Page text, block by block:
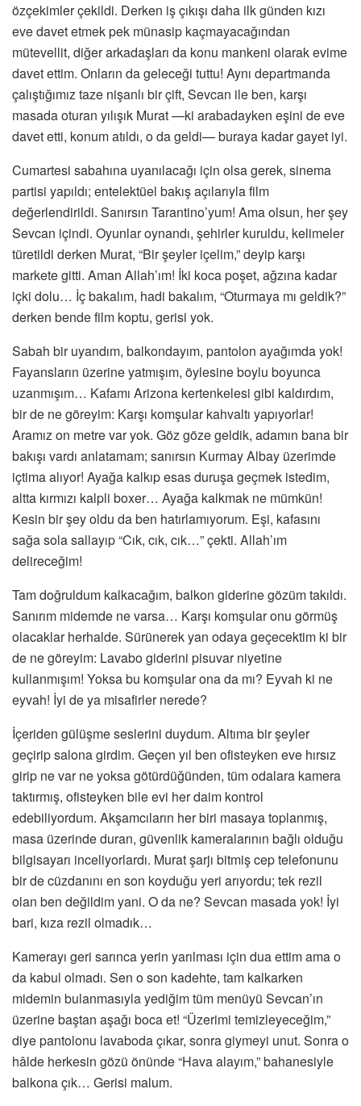
özçekimler çekildi. Derken iş çıkışı daha ilk günden kızı
eve davet etmek pek münasip kaçmayacağından
mütevellit, diğer arkadaşları da konu mankeni olarak evime
davet ettim. Onların da geleceği tuttu! Aynı departmanda
çalıştığımız taze nişanlı bir çift, Sevcan ile ben, karşı
masada oturan yılışık Murat —ki arabadayken eşini de eve
davet etti, konum atıldı, o da geldi— buraya kadar gayet iyi.
Cumartesi sabahına uyanılacağı için olsa gerek, sinema
partisi yapıldı; entelektüel bakış açılarıyla film
değerlendirildi. Sanırsın Tarantino’yum! Ama olsun, her şey
Sevcan içindi. Oyunlar oynandı, şehirler kuruldu, kelimeler
türetildi derken Murat, “Bir şeyler içelim,” deyip karşı
markete gitti. Aman Allah’ım! İki koca poşet, ağzına kadar
içki dolu… İç bakalım, hadi bakalım, “Oturmaya mı geldik?”
derken bende film koptu, gerisi yok.
Sabah bir uyandım, balkondayım, pantolon ayağımda yok!
Fayansların üzerine yatmışım, öylesine boylu boyunca
uzanmışım… Kafamı Arizona kertenkelesi gibi kaldırdım,
bir de ne göreyim: Karşı komşular kahvaltı yapıyorlar!
Aramız on metre var yok. Göz göze geldik, adamın bana bir
bakışı vardı anlatamam; sanırsın Kurmay Albay üzerimde
içtima alıyor! Ayağa kalkıp esas duruşa geçmek istedim,
altta kırmızı kalpli boxer… Ayağa kalkmak ne mümkün!
Kesin bir şey oldu da ben hatırlamıyorum. Eşi, kafasını
sağa sola sallayıp “Cık, cık, cık…” çekti. Allah’ım
delireceğim!
Tam doğruldum kalkacağım, balkon giderine gözüm takıldı.
Sanırım midemde ne varsa… Karşı komşular onu görmüş
olacaklar herhalde. Sürünerek yan odaya geçecektim ki bir
de ne göreyim: Lavabo giderini pisuvar niyetine
kullanmışım! Yoksa bu komşular ona da mı? Eyvah ki ne
eyvah! İyi de ya misafirler nerede?
İçeriden gülüşme seslerini duydum. Altıma bir şeyler
geçirip salona girdim. Geçen yıl ben ofisteyken eve hırsız
girip ne var ne yoksa götürdüğünden, tüm odalara kamera
taktırmış, ofisteyken bile evi her daim kontrol
edebiliyordum. Akşamcıların her biri masaya toplanmış,
masa üzerinde duran, güvenlik kameralarının bağlı olduğu
bilgisayarı inceliyorlardı. Murat şarjı bitmiş cep telefonunu
bir de cüzdanını en son koyduğu yeri arıyordu; tek rezil
olan ben değildim yani. O da ne? Sevcan masada yok! İyi
bari, kıza rezil olmadık…
Kamerayı geri sarınca yerin yarılması için dua ettim ama o
da kabul olmadı. Sen o son kadehte, tam kalkarken
midemin bulanmasıyla yediğim tüm menüyü Sevcan’ın
üzerine baştan aşağı boca et! “Üzerimi temizleyeceğim,”
diye pantolonu lavaboda çıkar, sonra giymeyi unut. Sonra o
hâlde herkesin gözü önünde “Hava alayım,” bahanesiyle
balkona çık… Gerisi malum.